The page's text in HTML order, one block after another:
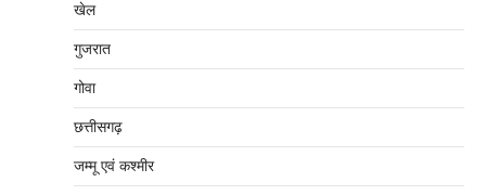
खेल
गुजरात
गोवा
छत्तीसगढ़
जम्‍मू एवं कश्‍मीर